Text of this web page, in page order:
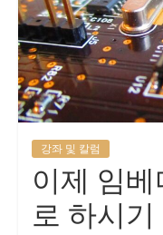
강좌 및 칼럼
이제 임베
로 하시